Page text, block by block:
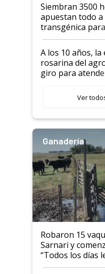
Siembran 3500
apuestan todo a
transgénica para
por tonelada:
semillero
A los 10 años, la
rosarina del
giro para
Ver
Ganadería
Robaron 15
Sarnari y
“Todos los días
productor”